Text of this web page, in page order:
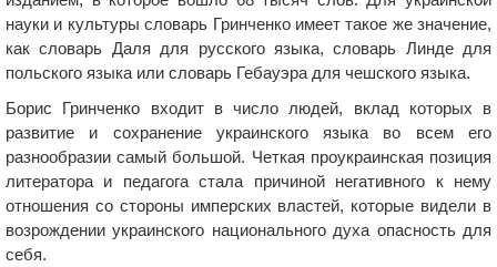
науки и культуры словарь Гринченко имеет такое же значение,
как словарь Даля для русского языка, словарь Линде для
польского языка или словарь Гебауэра для чешского языка.
Борис Гринченко входит в число людей, вклад которых в
развитие и сохранение украинского языка во всем его
разнообразии самый большой. Четкая проукраинская позиция
литератора и педагога стала причиной негативного к нему
отношения со стороны имперских властей, которые видели в
возрождении украинского национального духа опасность для
себя.